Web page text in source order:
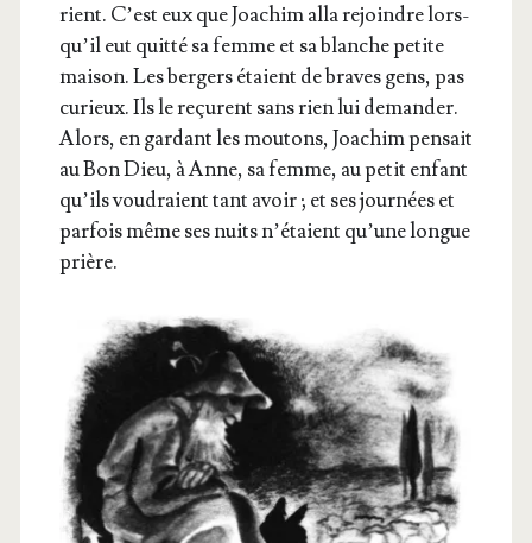
rient. C’est eux que Joa­chim alla rejoindre lors­
qu’il eut quit­té sa femme et sa blanche petite
mai­son. Les ber­gers étaient de braves gens, pas
curieux. Ils le reçurent sans rien lui deman­der.
Alors, en gar­dant les mou­tons, Joa­chim pen­sait
au Bon Dieu, à Anne, sa femme, au petit enfant
qu’ils vou­draient tant avoir ; et ses jour­nées et
par­fois même ses nuits n’é­taient qu’une longue
prière.